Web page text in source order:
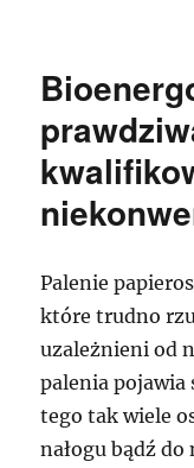
Palenie
które trudno
uzależnieni od
palenia pojawia
tego tak wiele
nałogu bądź